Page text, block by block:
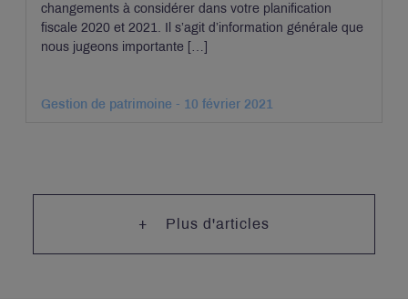
Plus d'articles
changements à considérer dans votre planification
fiscale 2020 et 2021. Il s’agit d’information générale que
nous jugeons importante […]
Gestion de patrimoine - 10 février 2021